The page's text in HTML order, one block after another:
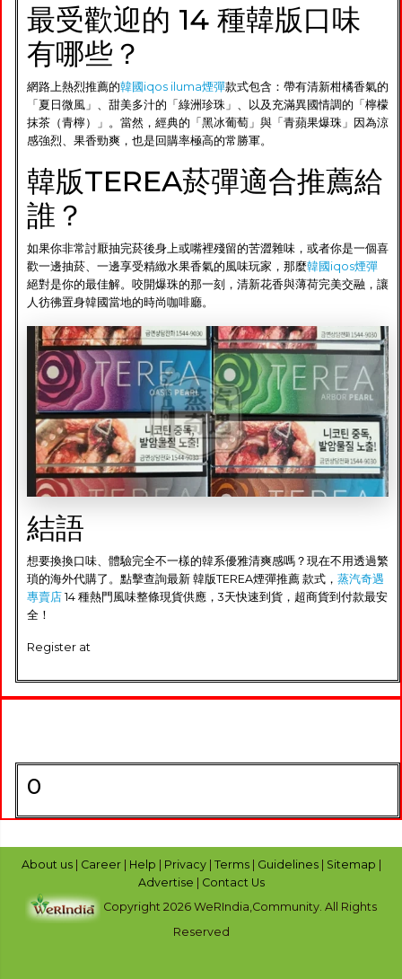
最受歡迎的 14 種韓版口味
有哪些？
網路上熱烈推薦的韓國iqos iluma煙彈款式包含：帶有清新柑橘香氣的
「夏日微風」、甜美多汁的「綠洲珍珠」、以及充滿異國情調的「檸檬
抹茶（青檸）」。當然，經典的「黑冰葡萄」與「青蘋果爆珠」因為涼
感強烈、果香勁爽，也是回購率極高的常勝軍。
韓版TEREA菸彈適合推薦給
誰？
如果你非常討厭抽完菸後身上或嘴裡殘留的苦澀雜味，或者你是一個喜
歡一邊抽菸、一邊享受精緻水果香氣的風味玩家，那麼韓國iqos煙彈
絕對是你的最佳解。咬開爆珠的那一刻，清新花香與薄荷完美交融，讓
人彷彿置身韓國當地的時尚咖啡廳。
結語
想要換換口味、體驗完全不一樣的韓系優雅清爽感嗎？現在不用透過繁
瑣的海外代購了。點擊查詢最新 韓版TEREA煙彈推薦 款式， 蒸汽奇遇
專賣店 14 種熱門風味整條現貨供應，3天快速到貨，超商貨到付款最安
全！
Register at
0
About us | Career | Help | Privacy | Terms | Guidelines | Sitemap |
Advertise | Contact Us
Copyright 2026 WeRIndia,Community. All Rights
Reserved